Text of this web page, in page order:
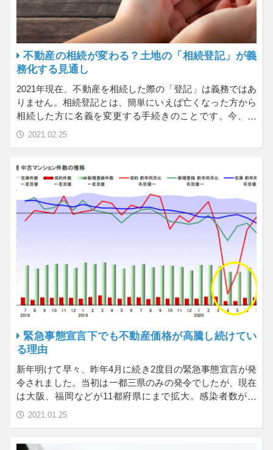
不動産の相続が変わる？土地の「相続登記」が義
務化する見通し
2021年現在、不動産を相続した際の「登記」は義務ではあ
りません。相続登記とは、簡単にいえば亡くなった方から
相続した方に名義を変更する手続きのことです。今、こ
の…
2021.02.25
緊急事態宣言下でも不動産価格が高騰し続けてい
る理由
新年明けて早々、昨年4月に続き2度目の緊急事態宣言が発
令されました。当初は一都三県のみの発令でしたが、現在
は大阪、福岡などが11都府県にまで拡大。感染者数が減
る…
2021.01.25